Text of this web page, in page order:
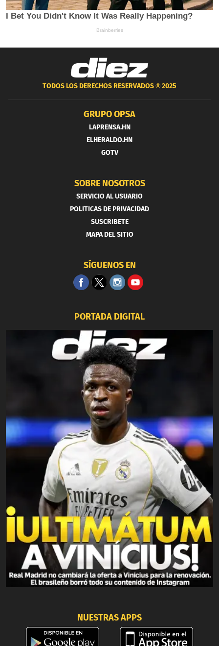
TODOS LOS DERECHOS RESERVADOS ®2025
GRUPO OPSA
LAPRENSA.HN
ELHERALDO.HN
GOTV
SOBRE NOSOTROS
SERVICIO AL USUARIO
POLITICAS DE PRIVACIDAD
SUSCRIBETE
MAPA DEL SITIO
SÍGUENOS EN
PORTADA DIGITAL
NUESTRAS APPS